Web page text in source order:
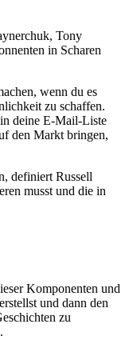
Tony
in Scharen
wenn du es
zu schaffen.
deine E-Mail-Liste
den Markt bringen,
definiert Russell
musst und die in
Komponenten und
und dann den
zu